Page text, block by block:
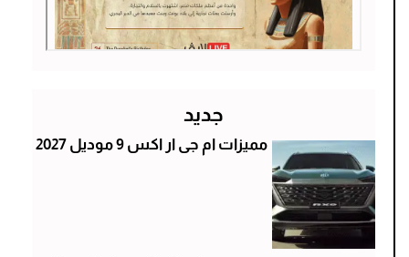
جديد
مميزات ام جى ار اكس 9 موديل 2027